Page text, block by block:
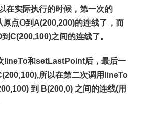
在实际执行的时候，第一次的
原点O到A(200,200)的连线了，而
C(200,100)之间的连线了。
lineTo和setLastPoint后，最后一
所以在第二次调用lineTo
到 B(200,0) 之间的连线(用